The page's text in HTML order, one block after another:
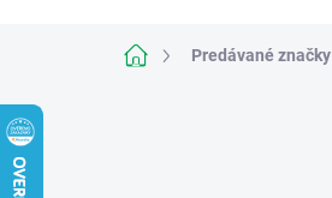
DomovPredávané značky